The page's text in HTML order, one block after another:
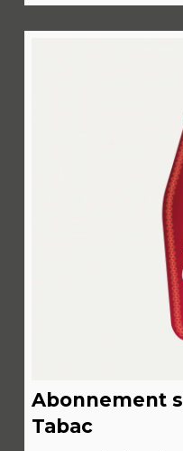
Abonnement
Tabac